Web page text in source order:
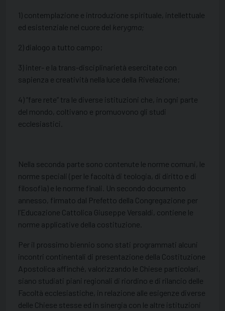
1) contemplazione e introduzione spirituale, intellettuale
ed esistenziale nel cuore del kerygma;
2) dialogo a tutto campo;
3) inter- e la trans-disciplinarietà esercitate con
sapienza e creatività nella luce della Rivelazione;
4) “fare rete” tra le diverse istituzioni che, in ogni parte
del mondo, coltivano e promuovono gli studi
ecclesiastici.
Nella seconda parte sono contenute le norme comuni, le
norme speciali (per le facoltà di teologia, di diritto e di
filosofia) e le norme finali. Un secondo documento
annesso, firmato dal Prefetto della Congregazione per
l’Educazione Cattolica Giuseppe Versaldi, contiene le
norme applicative della costituzione.
Per il prossimo biennio sono stati programmati alcuni
incontri continentali di presentazione della Costituzione
Apostolica affinché, valorizzando le Chiese particolari,
siano studiati piani regionali di riordino e di rilancio delle
Facoltà ecclesiastiche, in relazione alle esigenze diverse
delle Chiese stesse ed in sinergia con le altre istituzioni